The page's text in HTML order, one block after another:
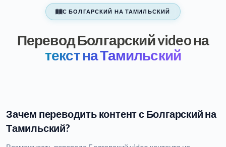
С БОЛГАРСКИЙ НА ТАМИЛЬСКИЙ
Перевод Болгарский video на
текст на Тамильский
Зачем переводить контент с Болгарский на
Тамильский?